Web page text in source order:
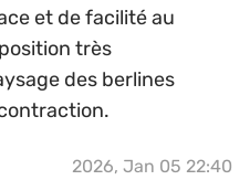
et de facilité au
très
des berlines
2026, Jan 05 22:40